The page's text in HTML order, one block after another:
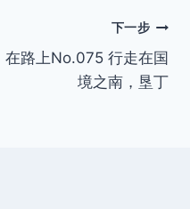
下一步
在路上No.075 行走在国
境之南，垦丁